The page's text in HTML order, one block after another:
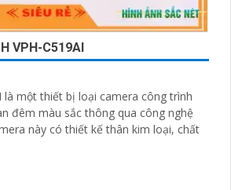
VPH-C519AI
là một thiết bị loại camera công trình
đêm màu sắc thông qua công nghệ